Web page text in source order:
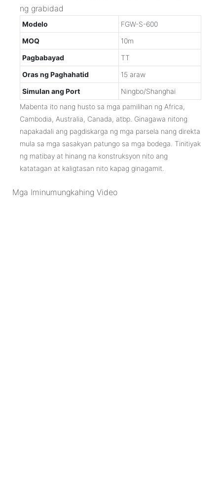
ng grabidad
Modelo
FGW-S-600
MOQ
10m
Pagbabayad
TT
Oras ng Paghahatid
15 araw
Simulan ang Port
Ningbo/Shanghai
Mabenta ito nang husto sa mga pamilihan ng Africa,
Cambodia, Australia, Canada, atbp. Ginagawa nitong
napakadali ang pagdiskarga ng mga parsela nang direkta
mula sa mga sasakyan patungo sa mga bodega. Tinitiyak
ng matibay at hinang na konstruksyon nito ang
katatagan at kaligtasan nito kapag ginagamit.
Mga Iminumungkahing Video